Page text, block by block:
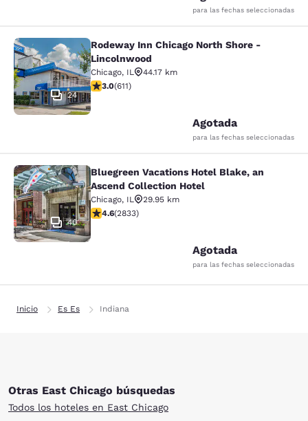
para las fechas seleccionadas
Rodeway Inn Chicago North Shore
24
Rodeway Inn Chicago North Shore -
Lincolnwood
Chicago, IL
44.17 km
Calificación de 2.98 estrellas. Razonable. 611 reseñas
3.0(611)
Agotada
para las fechas seleccionadas
Bluegreen Vacations Hotel Blake,
40
Bluegreen Vacations Hotel Blake, an
Ascend Collection Hotel
Chicago, IL
29.95 km
Calificación de 4.59 estrellas. Excelente. 2833
4.6(2833)
Agotada
para las fechas seleccionadas
Inicio Es Es Indiana
Otras East Chicago búsquedas
Todos los hoteles en East Chicago